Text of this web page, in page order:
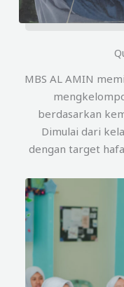
MBS AL AMIN
berdasarkan
Dimulai dari
dengan target